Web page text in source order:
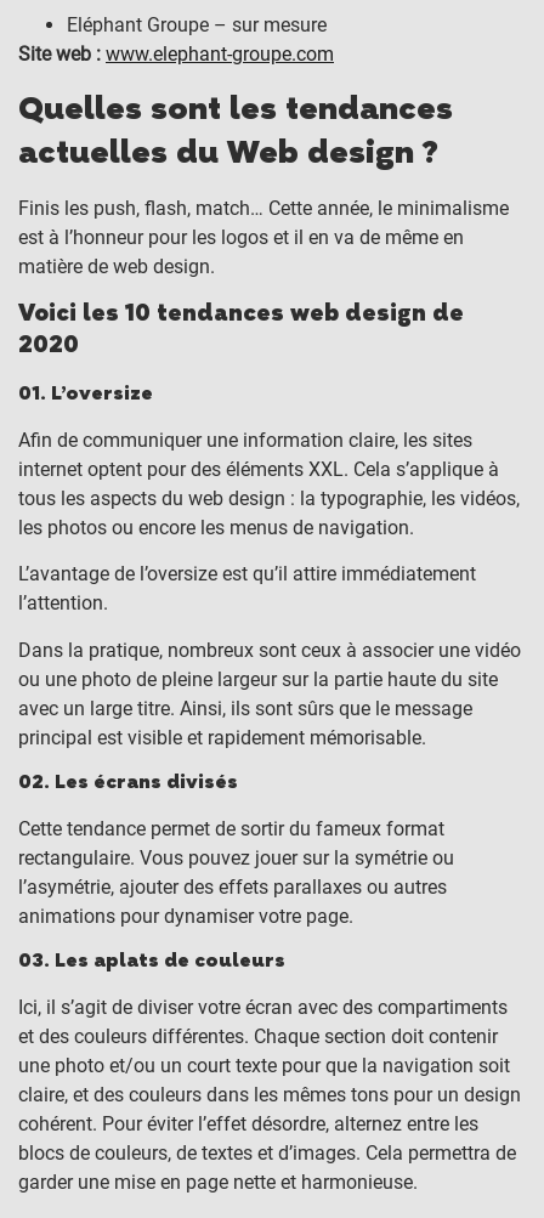
Eléphant Groupe – sur mesure
Site web : www.elephant-groupe.com
Quelles sont les tendances
actuelles du Web design ?
Finis les push, flash, match… Cette année, le minimalisme
est à l’honneur pour les logos et il en va de même en
matière de web design.
Voici les 10 tendances web design de
2020
01. L’oversize
Afin de communiquer une information claire, les sites
internet optent pour des éléments XXL. Cela s’applique à
tous les aspects du web design : la typographie, les vidéos,
les photos ou encore les menus de navigation.
L’avantage de l’oversize est qu’il attire immédiatement
l’attention.
Dans la pratique, nombreux sont ceux à associer une vidéo
ou une photo de pleine largeur sur la partie haute du site
avec un large titre. Ainsi, ils sont sûrs que le message
principal est visible et rapidement mémorisable.
02. Les écrans divisés
Cette tendance permet de sortir du fameux format
rectangulaire. Vous pouvez jouer sur la symétrie ou
l’asymétrie, ajouter des effets parallaxes ou autres
animations pour dynamiser votre page.
03. Les aplats de couleurs
Ici, il s’agit de diviser votre écran avec des compartiments
et des couleurs différentes. Chaque section doit contenir
une photo et/ou un court texte pour que la navigation soit
claire, et des couleurs dans les mêmes tons pour un design
cohérent. Pour éviter l’effet désordre, alternez entre les
blocs de couleurs, de textes et d’images. Cela permettra de
garder une mise en page nette et harmonieuse.